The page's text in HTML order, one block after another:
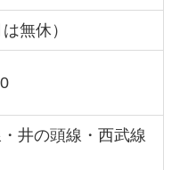
無休）
井の頭線・西武線